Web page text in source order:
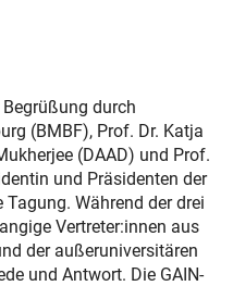
durch
(BMBF), Prof. Dr. Katja
(DAAD) und Prof.
und Präsidenten der
Während der drei
Vertreter:innen aus
der außeruniversitären
und Antwort. Die GAIN-